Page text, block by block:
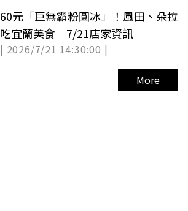
60元「巨無霸粉圓冰」！風田、朵拉
吃宜蘭美食｜7/21店家資訊
| 2026/7/21 14:30:00 |
More